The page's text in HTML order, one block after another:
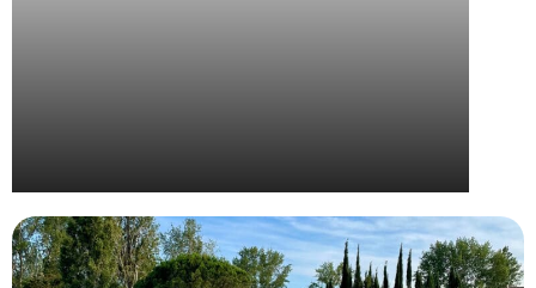
Voyage récompense à Porto pour Bjorg et Cie